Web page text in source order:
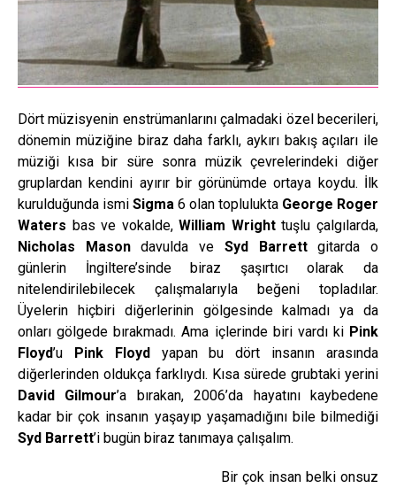
Dört müzisyenin enstrümanlarını çalmadaki özel becerileri,
dönemin müziğine biraz daha farklı, aykırı bakış açıları ile
müziği kısa bir süre sonra müzik çevrelerindeki diğer
gruplardan kendini ayırır bir görünümde ortaya koydu. İlk
kurulduğunda ismi Sigma 6 olan toplulukta George Roger
Waters bas ve vokalde,William Wrighttuşlu çalgılarda,
Nicholas Masondavulda ve Syd Barrettgitarda o
günlerin İngiltere’sinde biraz şaşırtıcı olarak da
nitelendirilebilecek çalışmalarıyla beğeni topladılar.
Üyelerin hiçbiri diğerlerinin gölgesinde kalmadı ya da
onları gölgede bırakmadı. Ama içlerinde biri vardı ki Pink
Floyd’u Pink Floydyapan bu dört insanın arasında
diğerlerinden oldukça farklıydı. Kısa sürede grubtaki yerini
David Gilmour’a bırakan, 2006’da hayatını kaybedene
kadar bir çok insanın yaşayıp yaşamadığını bile bilmediği
Syd Barrett’i bugün biraz tanımaya çalışalım.
Bir çok insan belki onsuz